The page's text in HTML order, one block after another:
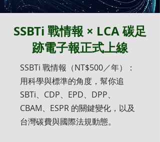
SSBTi 戰情報 × LCA 碳足
跡電子報正式上線
SSBTi 戰情報（NT$500／年）：
用科學與標準的角度，幫你追
SBTi、CDP、EPD、DPP、
CBAM、ESPR 的關鍵變化，以及
台灣碳費與國際法規動態。